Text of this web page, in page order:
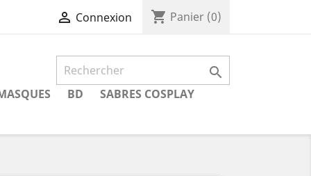
 Connexion shopping_cart Panier (0)

BD SABRES COSPLAY